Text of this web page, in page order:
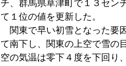
チ、群馬県草津町で１３セン
て１位の値を更新した。
関東で早い初雪となった要
て南下し、関東の上空で雪の
空の気温は零下４度を下回り